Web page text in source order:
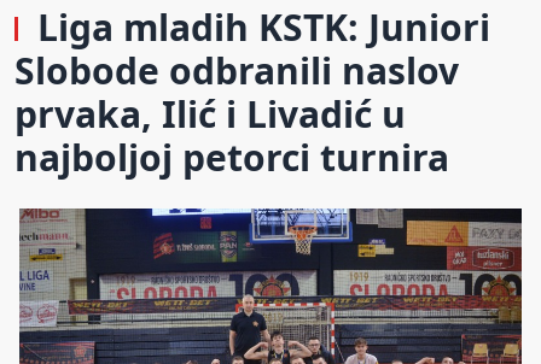
Liga mladih KSTK: Juniori
Slobode odbranili naslov
prvaka, Ilić i Livadić u
najboljoj petorci turnira